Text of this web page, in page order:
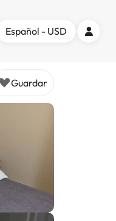
Español - USD
Guardar